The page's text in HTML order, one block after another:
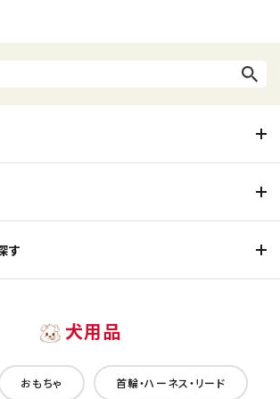
す
犬用品
おもちゃ 首輪・ハーネス・リード